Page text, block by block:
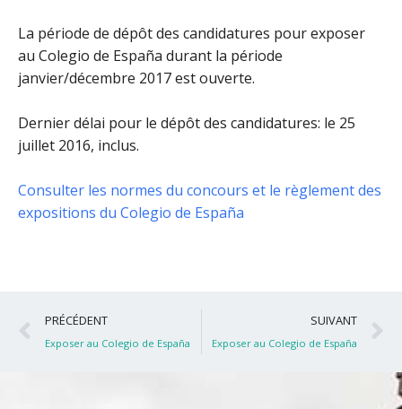
La période de dépôt des candidatures pour exposer
au Colegio de España durant la période
janvier/décembre 2017 est ouverte.
Dernier délai pour le dépôt des candidatures: le 25
juillet 2016, inclus.
Consulter les normes du concours et le règlement des
expositions du Colegio de España
Précédent
PRÉCÉDENT
Exposer au Colegio de España
SUIVANT
Exposer au Colegio de España